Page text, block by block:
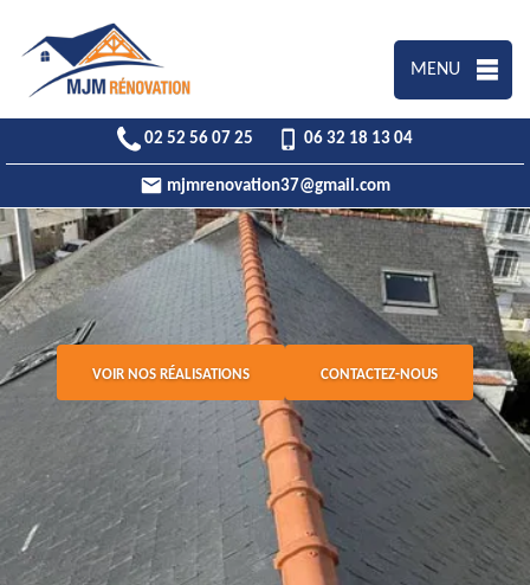
MENU
02 52 56 07 25 06 32 18 13 04
mjmrenovation37@gmail.com
VOIR NOS RÉALISATIONS CONTACTEZ-NOUS